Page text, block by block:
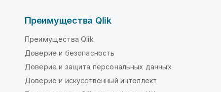
Преимущества Qlik
Преимущества Qlik
Доверие и безопасность
Доверие и защита персональных данных
Доверие и искусственный интеллект